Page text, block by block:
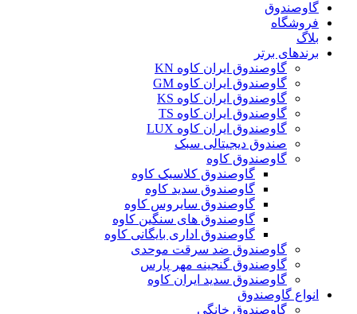
گاوصندوق
فروشگاه
بلاگ
برندهای برتر
گاوصندوق ایران کاوه KN
گاوصندوق ایران کاوه GM
گاوصندوق ایران کاوه KS
گاوصندوق ایران کاوه TS
گاوصندوق ایران کاوه LUX
صندوق دیجیتالی سبک
گاوصندوق کاوه
گاوصندوق کلاسیک کاوه
گاوصندوق سدید کاوه
گاوصندوق سایروس کاوه
گاوصندوق های سنگین کاوه
گاوصندوق اداری بایگانی کاوه
گاوصندوق ضد سرقت موحدی
گاوصندوق گنجینه مهر پارس
گاوصندوق سدید ایران کاوه
انواع گاوصندوق
گاوصندوق خانگی